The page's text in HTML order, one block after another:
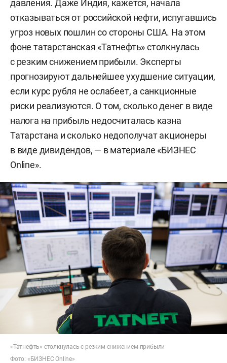
давления. Даже Индия, кажется, начала
отказываться от российской нефти, испугавшись
угроз новых пошлин со стороны США. На этом
фоне татарстанская «Татнефть» столкнулась
с резким снижением прибыли. Эксперты
прогнозируют дальнейшее ухудшение ситуации,
если курс рубля не ослабеет, а санкционные
риски реализуются. О том, сколько денег в виде
налога на прибыль недосчиталась казна
Татарстана и сколько недополучат акционеры
в виде дивидендов, — в материале «БИЗНЕС
Online».
«Татнефть» столкнулась с резким снижением прибыли
Фото: «БИЗНЕС Online»